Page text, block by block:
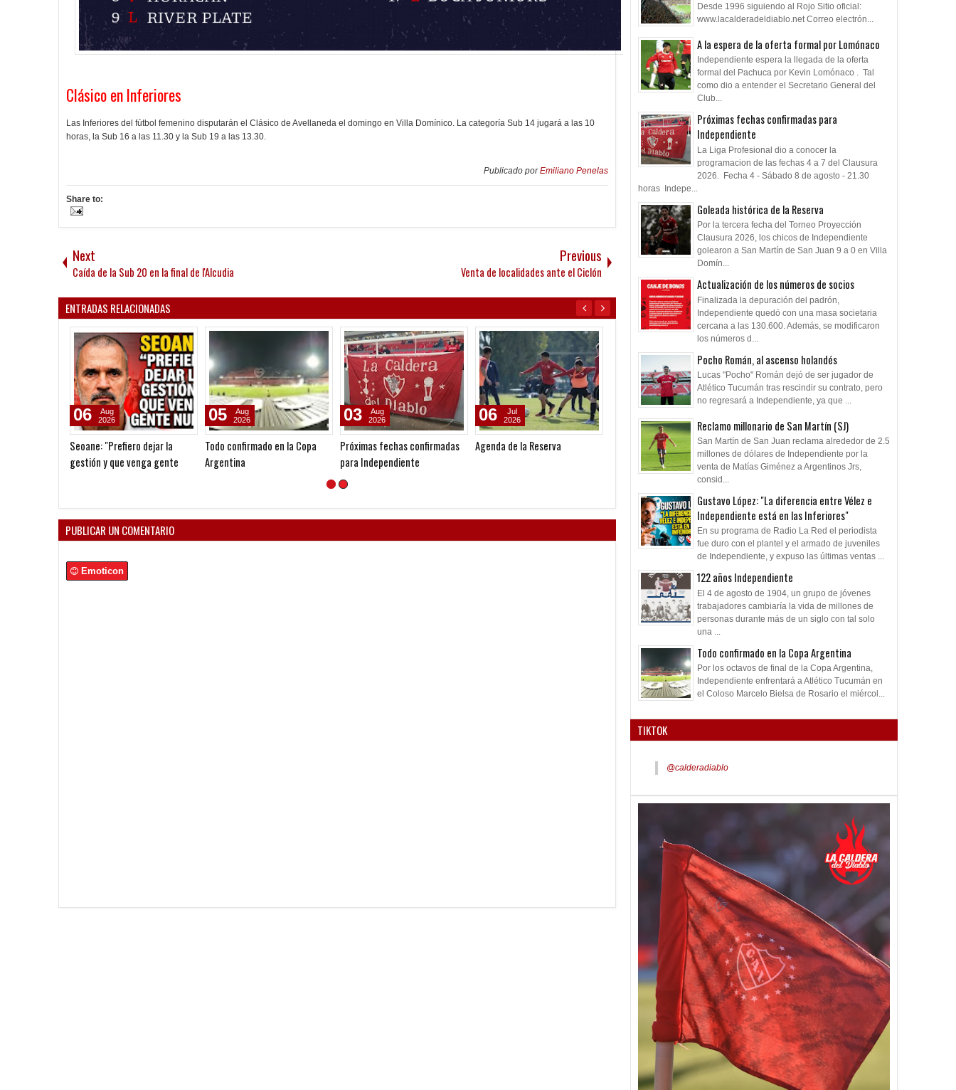
Clásico en Inferiores
Las Inferiores del fútbol femenino disputarán el Clásico de Avellaneda el domingo en Villa Domínico. La categoría Sub 14 jugará a las 10
horas, la Sub 16 a las 11.30 y la Sub 19 a las 13.30.
Publicado porEmiliano Penelas
Share to:
Next
Caída de la Sub 20 en la final de l'Alcudia
Previous
Venta de localidades ante el Ciclón
ENTRADAS RELACIONADAS
Seoane: "Prefiero dejar la
gestión y que venga gente
06
Aug
2026
Todo confirmado en la Copa
Argentina
05
Aug
2026
Próximas fechas confirmadas
para Independiente
03
Aug
2026
Agenda de la Reserva
06
Jul
2026
Convocados ante el Calamar
2026
A la espera de la oferta formal
por Lomónaco
Pocho Román, al
PUBLICAR UN COMENTARIO
Emoticon
Desde 1996 siguiendo al Rojo Sitio oficial:
www.lacalderadeldiablo.net Correo electrón...
A la espera de la oferta formal por Lomónaco
Independiente espera la llegada de la oferta
formal del Pachuca por Kevin Lomónaco . Tal
como dio a entender el Secretario General del
Club...
Próximas fechas confirmadas para
Independiente
La Liga Profesional dio a conocer la
programacion de las fechas 4 a 7 del Clausura
2026. Fecha 4 - Sábado 8 de agosto - 21.30
horas Indepe...
Goleada histórica de la Reserva
Por la tercera fecha del Torneo Proyección
Clausura 2026, los chicos de Independiente
golearon a San Martín de San Juan 9 a 0 en Villa
Domín...
Actualización de los números de socios
Finalizada la depuración del padrón,
Independiente quedó con una masa societaria
cercana a las 130.600. Además, se modificaron
los números d...
Pocho Román, al ascenso holandés
Lucas "Pocho" Román dejó de ser jugador de
Atlético Tucumán tras rescindir su contrato, pero
no regresará a Independiente, ya que ...
Reclamo millonario de San Martín (SJ)
San Martín de San Juan reclama alrededor de 2.5
millones de dólares de Independiente por la
venta de Matías Giménez a Argentinos Jrs,
consid...
Gustavo López: "La diferencia entre Vélez e
Independiente está en las Inferiores"
En su programa de Radio La Red el periodista
fue duro con el plantel y el armado de juveniles
de Independiente, y expuso las últimas ventas ...
122 años Independiente
El 4 de agosto de 1904, un grupo de jóvenes
trabajadores cambiaría la vida de millones de
personas durante más de un siglo con tal solo
una ...
Todo confirmado en la Copa Argentina
Por los octavos de final de la Copa Argentina,
Independiente enfrentará a Atlético Tucumán en
el Coloso Marcelo Bielsa de Rosario el miércol...
TIKTOK
@calderadiablo